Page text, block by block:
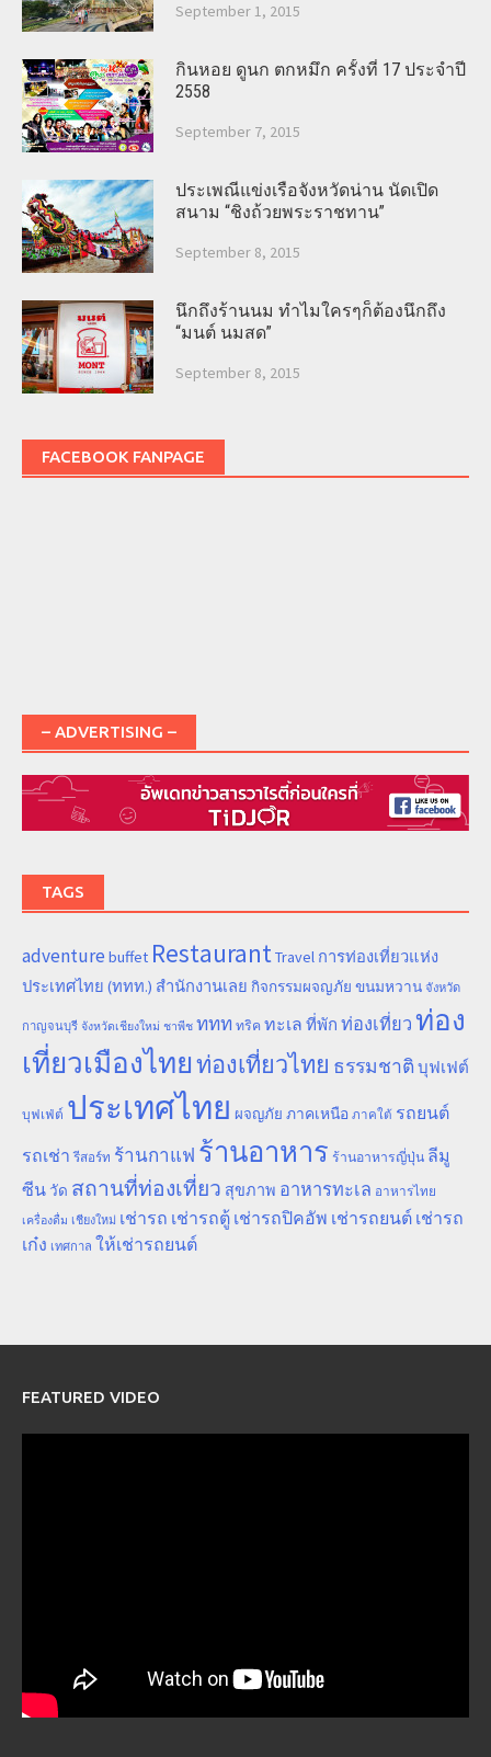
September 1, 2015
กินหอย ดูนก ตกหมึก ครั้งที่ 17 ประจำปี
2558
September 7, 2015
ประเพณีแข่งเรือจังหวัดน่าน นัดเปิด
สนาม “ชิงถ้วยพระราชทาน”
September 8, 2015
นึกถึงร้านนม ทำไมใครๆก็ต้องนึกถึง
“มนต์ นมสด”
September 8, 2015
FACEBOOK FANPAGE
– ADVERTISING –
TAGS
adventure buffet RestaurantTravel การท่องเที่ยวแห่ง
ประเทศไทย (ททท.) สำนักงานเลย กิจกรรมผจญภัย ขนมหวาน จังหวัด
กาญจนบุรี จังหวัดเชียงใหม่ ชาพีช ททท ทริค ทะเล ที่พัก ท่องเที่ยวท่อง
เที่ยวเมืองไทยท่องเที่ยวไทย ธรรมชาติ บุฟเฟต์
บุฟเฟ่ต์ ประเทศไทย ผจญภัย ภาคเหนือ ภาคใต้ รถยนต์
รถเช่า รีสอร์ท ร้านกาแฟ ร้านอาหาร ร้านอาหารญี่ปุ่น ลีมู
ซีน วัด สถานที่ท่องเที่ยว สุขภาพ อาหารทะเล อาหารไทย
เครื่องดื่ม เชียงใหม่ เช่ารถ เช่ารถตู้ เช่ารถปิคอัพ เช่ารถยนต์ เช่ารถ
เก๋ง เทศกาล ให้เช่ารถยนต์
FEATURED VIDEO